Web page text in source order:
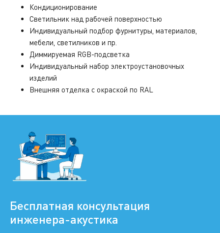
Кондиционирование
Светильник над рабочей поверхностью
Индивидуальный подбор фурнитуры, материалов,
мебели, светилников и пр.
Диммируемая RGB-подсветка
Индивидуальный набор электроустановочных
изделий
Внешняя отделка с окраской по RAL
Бесплатная консультация
инженера-акустика